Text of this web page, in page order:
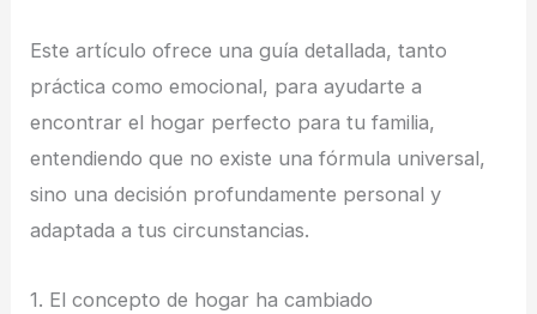
Este artículo ofrece una guía detallada, tanto
práctica como emocional, para ayudarte a
encontrar el hogar perfecto para tu familia,
entendiendo que no existe una fórmula universal,
sino una decisión profundamente personal y
adaptada a tus circunstancias.
1. El concepto de hogar ha cambiado